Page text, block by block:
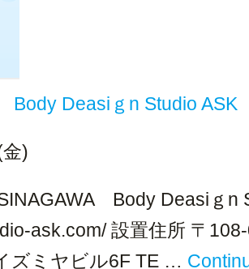
Body Deasiｇn Studio ASK
)
Body Deasiｇn
ask.com/ 設置住所 〒
ミヤビル6F TE …